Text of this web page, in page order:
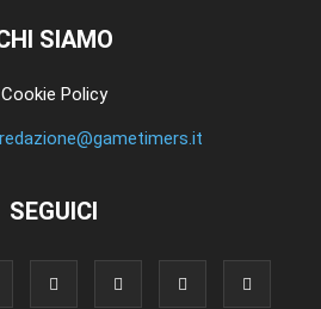
SIAMO
Cookie Policy
redazione@gametimers.it
SEGUICI